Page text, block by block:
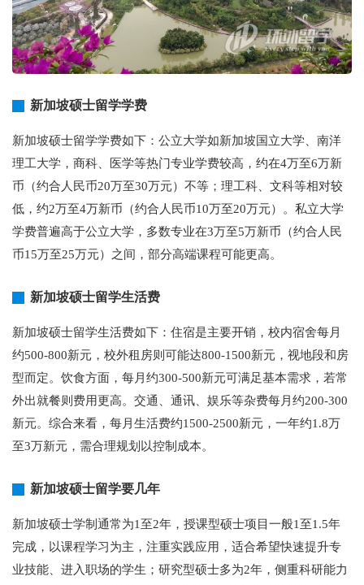
新加坡硕士留学学费
新加坡硕士留学学费如下：公立大学如新加坡国立大学、南洋
理工大学，商科、医学等热门专业学费较高，约在4万至6万新
币（约合人民币20万至30万元）不等；理工科、文科等相对较
低，约2万至4万新币（约合人民币10万至20万元）。私立大学
学费普遍高于公立大学，多数专业在3万至5万新币（约合人民
币15万至25万元）之间，部分高端课程可能更高。
新加坡硕士留学生活费
新加坡硕士留学生活费如下：住宿是主要开销，校内宿舍每月
约500-800新元，校外租房则可能达800-1500新元，视地段和房
型而定。饮食方面，每月约300-500新元可满足基本需求，若常
外出就餐则费用更高。交通、通讯、娱乐等杂费每月约200-300
新元。综合来看，每月生活费约1500-2500新元，一年约1.8万
至3万新元，需合理规划以控制成本。
新加坡硕士留学要几年
新加坡硕士学制通常为1至2年，授课型硕士项目一般1至1.5年
完成，以课程学习为主，注重实践应用，适合希望快速提升专
业技能、进入职场的学生；研究型硕士多为2年，侧重科研能力